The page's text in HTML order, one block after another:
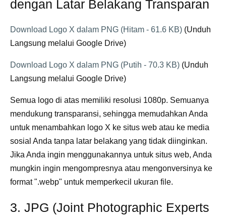
dengan Latar Belakang Transparan
Download Logo X dalam PNG (Hitam - 61.6 KB) (Unduh
Langsung melalui Google Drive)
Download Logo X dalam PNG (Putih - 70.3 KB) (Unduh
Langsung melalui Google Drive)
Semua logo di atas memiliki resolusi 1080p. Semuanya
mendukung transparansi, sehingga memudahkan Anda
untuk menambahkan logo X ke situs web atau ke media
sosial Anda tanpa latar belakang yang tidak diinginkan.
Jika Anda ingin menggunakannya untuk situs web, Anda
mungkin ingin mengompresnya atau mengonversinya ke
format ".webp" untuk memperkecil ukuran file.
3. JPG (Joint Photographic Experts